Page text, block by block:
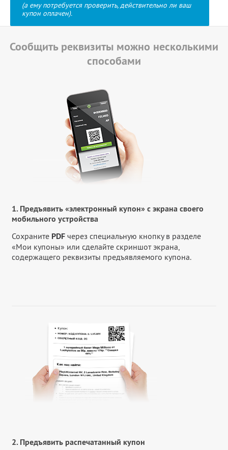
(а ему потребуется проверить, действительно ли ваш
купон оплачен).
Сообщить реквизиты можно несколькими
способами
1. Предъявить «электронный купон» с экрана своего
мобильного устройства
Сохраните PDF через специальную кнопку в разделе
«Мои купоны» или сделайте скриншот экрана,
содержащего реквизиты предъявляемого купона.
2. Предъявить распечатанный купон